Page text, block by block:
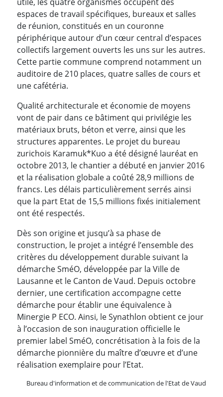
espaces de travail spécifiques, bureaux et salles
de réunion, constitués en un couronne
périphérique autour d’un cœur central d’espaces
collectifs largement ouverts les uns sur les autres.
Cette partie commune comprend notamment un
auditoire de 210 places, quatre salles de cours et
une cafétéria.
Qualité architecturale et économie de moyens
vont de pair dans ce bâtiment qui privilégie les
matériaux bruts, béton et verre, ainsi que les
structures apparentes. Le projet du bureau
zurichois Karamuk*Kuo a été désigné lauréat en
octobre 2013, le chantier a débuté en janvier 2016
et la réalisation globale a coûté 28,9 millions de
francs. Les délais particulièrement serrés ainsi
que la part Etat de 15,5 millions fixés initialement
ont été respectés.
Dès son origine et jusqu’à sa phase de
construction, le projet a intégré l’ensemble des
critères du développement durable suivant la
démarche SméO, développée par la Ville de
Lausanne et le Canton de Vaud. Depuis octobre
dernier, une certification accompagne cette
démarche pour établir une équivalence à
Minergie P ECO. Ainsi, le Synathlon obtient ce jour
à l’occasion de son inauguration officielle le
premier label SméO, concrétisation à la fois de la
démarche pionnière du maître d’œuvre et d’une
réalisation exemplaire pour l’Etat.
Bureau d'information et de communication de l'Etat de Vaud